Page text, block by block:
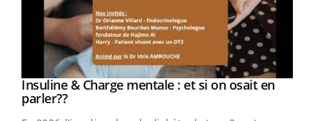
Youtube
Insuline & Charge mentale : et si on osait en
parler??Youtube